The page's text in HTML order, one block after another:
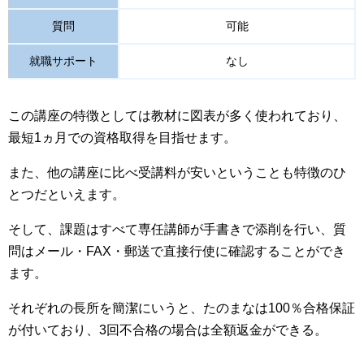
質問 可能
就職サポート なし
この講座の特徴としては教材に図表が多く使われており、
最短1ヵ月での資格取得を目指せます。
また、他の講座に比べ受講料が安いということも特徴のひ
とつだといえます。
そして、課題はすべて専任講師が手書きで添削を行い、質
問はメール・FAX・郵送で直接行使に確認することができ
ます。
それぞれの長所を簡潔にいうと、たのまなは100％合格保証
が付いており、3回不合格の場合は全額返金ができる。